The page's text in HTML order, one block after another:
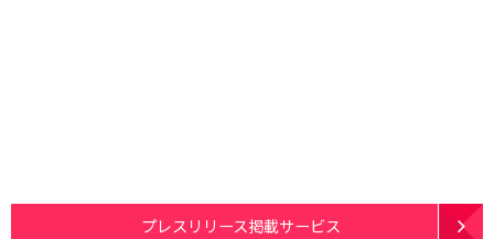
プレスリリース掲載サービス